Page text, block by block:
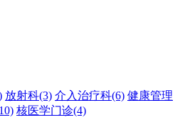
放射科(3) 介入治疗科(6) 健康管理
核医学门诊(4)